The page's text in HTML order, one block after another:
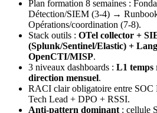
Plan formation 8 semaines :
Détection/SIEM (3-4) →
Opérations/coordination (7-8).
Stack outils : OTel collector +
(Splunk/Sentinel/Elastic) +
OpenCTI/MISP.
3 niveaux dashboards : L1 temps
direction mensuel.
RACI clair obligatoire entre
Tech Lead + DPO + RSSI.
Anti-pattern dominant : cellule